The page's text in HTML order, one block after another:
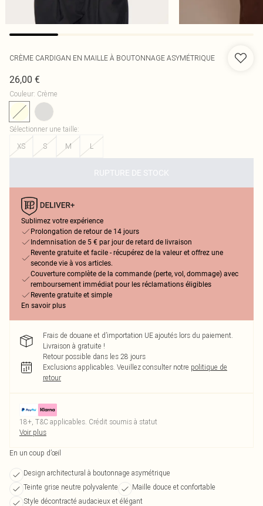
CRÈME CARDIGAN EN MAILLE À BOUTONNAGE ASYMÉTRIQUE
26,00 €
Couleur: Crème
Sélectionner une taille:
XS
S M L
RUPTURE DE STOCK
Sublimez votre expérience
Prolongation de retour de 14 jours
Indemnisation de 5 € par jour de retard de livraison
Revente gratuite et facile - récupérez de la valeur et offrez une
seconde vie à vos articles.
Couverture complète de la commande (perte, vol, dommage) avec
remboursement immédiat pour les réclamations éligibles
Revente gratuite et simple
En savoir plus
Frais de douane et d’importation UE ajoutés lors du paiement.
Livraison à gratuite !
Retour possible dans les 28 jours
Exclusions applicables. Veuillez consulter notre politique de
retour
18+, T&C applicables. Crédit soumis à statut
Voir plus
En un coup d’œil
Design architectural à boutonnage asymétrique
Teinte grise neutre polyvalente
Maille douce et confortable
Style décontracté audacieux et élégant